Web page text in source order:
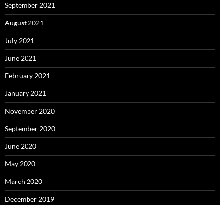
September 2021
August 2021
July 2021
June 2021
February 2021
January 2021
November 2020
September 2020
June 2020
May 2020
March 2020
December 2019